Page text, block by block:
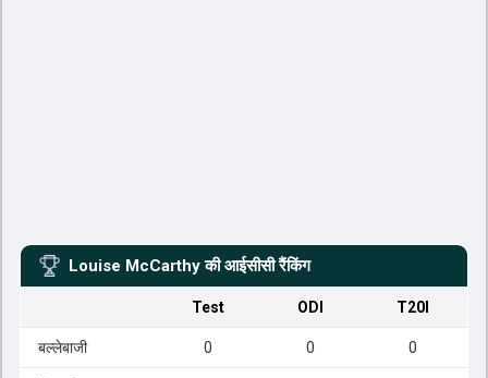
Louise McCarthy की आईसीसी रैंकिंग
Test ODI T20I
बल्लेबाजी 0 0 0